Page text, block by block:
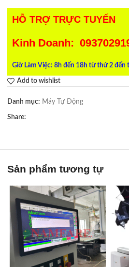
HỖ TRỢ TRỰC TUYẾN
Kinh Doanh:
Giờ Làm Việc: 8h đến 18h từ thứ 2 đến
Add to wishlist
Danh mục: Máy Tự Động
Share:
Sản phẩm tương tự